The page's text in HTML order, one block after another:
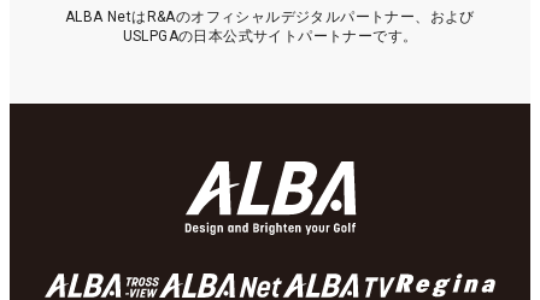
ALBA NetはR&Aのオフィシャルデジタルパートナー、および
USLPGAの日本公式サイトパートナーです。